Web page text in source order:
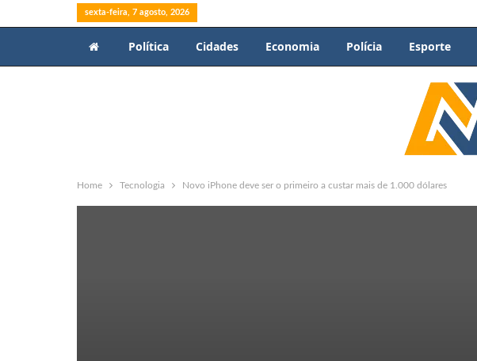
sexta-feira, 7 agosto, 2026
Política Cidades Economia Polícia Esporte
Home Tecnologia Novo iPhone deve ser o primeiro a custar mais de 1.000 dólares